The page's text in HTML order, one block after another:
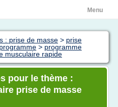
Menu
: prise de masse > prise
> programme
musculaire rapide
pour le thème :
prise de masse